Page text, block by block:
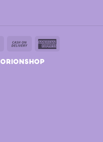
MasterCard
Cash
Delivery
ORIONSHOP